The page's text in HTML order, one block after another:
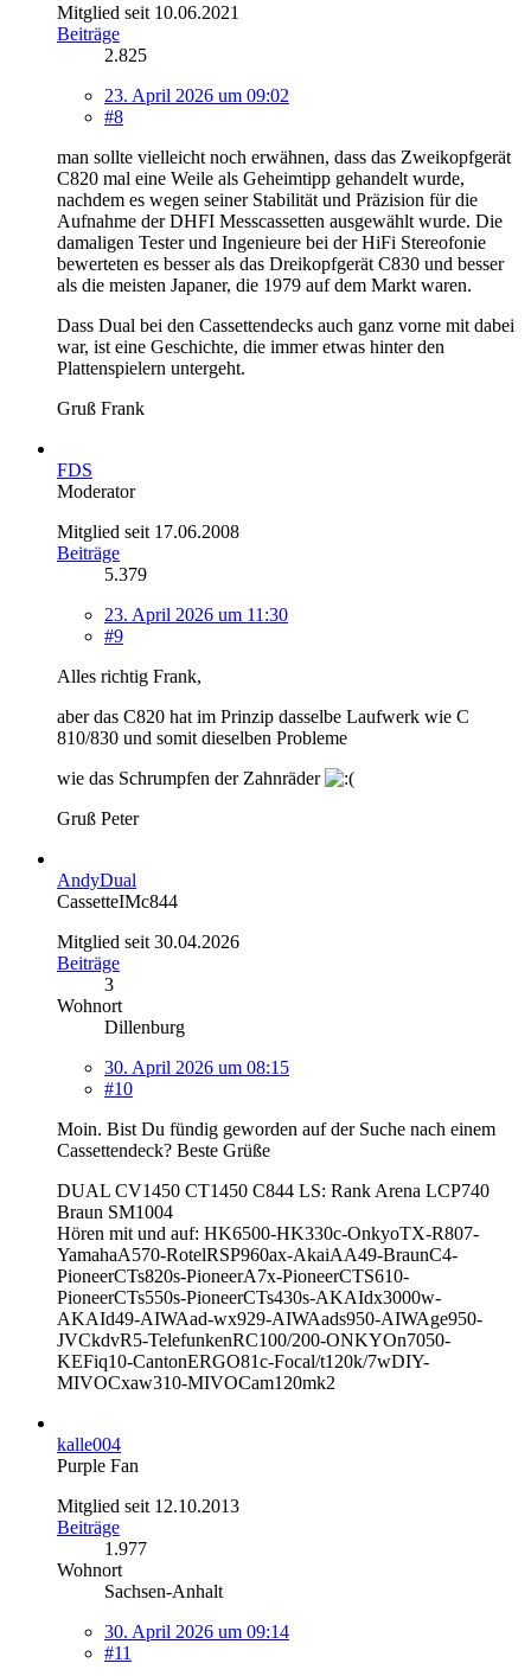
Mitglied seit 10.06.2021
Beiträge
2.825
23. April 2026 um 09:02
#8
man sollte vielleicht noch erwähnen, dass das Zweikopfgerät
C820 mal eine Weile als Geheimtipp gehandelt wurde,
nachdem es wegen seiner Stabilität und Präzision für die
Aufnahme der DHFI Messcassetten ausgewählt wurde. Die
damaligen Tester und Ingenieure bei der HiFi Stereofonie
bewerteten es besser als das Dreikopfgerät C830 und besser
als die meisten Japaner, die 1979 auf dem Markt waren.
Dass Dual bei den Cassettendecks auch ganz vorne mit dabei
war, ist eine Geschichte, die immer etwas hinter den
Plattenspielern untergeht.
Gruß Frank
FDS
Moderator
Mitglied seit 17.06.2008
Beiträge
5.379
23. April 2026 um 11:30
#9
Alles richtig Frank,
aber das C820 hat im Prinzip dasselbe Laufwerk wie C
810/830 und somit dieselben Probleme
wie das Schrumpfen der Zahnräder
Gruß Peter
AndyDual
CassetteIMc844
Mitglied seit 30.04.2026
Beiträge
3
Wohnort
Dillenburg
30. April 2026 um 08:15
#10
Moin. Bist Du fündig geworden auf der Suche nach einem
Cassettendeck? Beste Grüße
DUAL CV1450 CT1450 C844 LS: Rank Arena LCP740
Braun SM1004
Hören mit und auf: HK6500-HK330c-OnkyoTX-R807-
YamahaA570-RotelRSP960ax-AkaiAA49-BraunC4-
PioneerCTs820s-PioneerA7x-PioneerCTS610-
PioneerCTs550s-PioneerCTs430s-AKAIdx3000w-
AKAId49-AIWAad-wx929-AIWAads950-AIWAge950-
JVCkdvR5-TelefunkenRC100/200-ONKYOn7050-
KEFiq10-CantonERGO81c-Focal/t120k/7wDIY-
MIVOCxaw310-MIVOCam120mk2
kalle004
Purple Fan
Mitglied seit 12.10.2013
Beiträge
1.977
Wohnort
Sachsen-Anhalt
30. April 2026 um 09:14
#11